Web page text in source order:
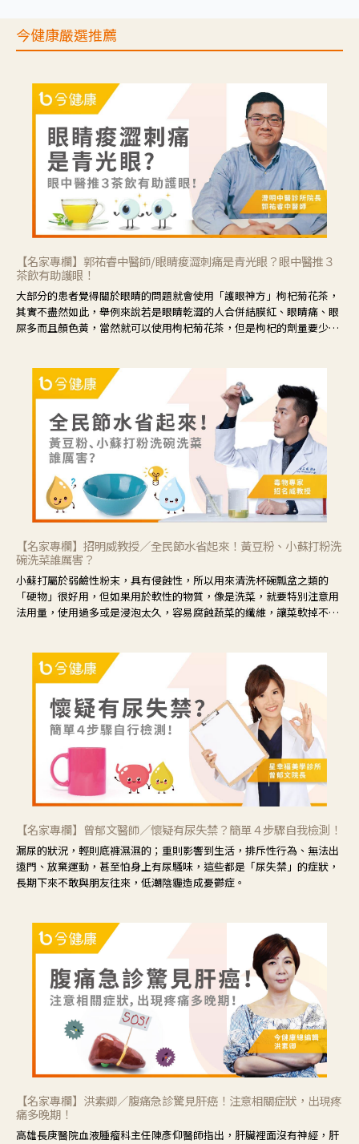
今健康嚴選推薦
【名家專欄】郭祐睿中醫師/眼睛痠澀刺痛是青光眼？眼中醫推３
茶飲有助護眼！
大部分的患者覺得關於眼睛的問題就會使用「護眼神方」枸杞菊花茶，
其實不盡然如此，舉例來說若是眼睛乾澀的人合併結膜紅、眼睛痛、眼
屎多而且顏色黃，當然就可以使用枸杞菊花茶，但是枸杞的劑量要少，
候就要使用菊花、金銀花來治療；假如單純的眼睛乾澀，結膜沒有紅，
眼睛周圍沒有眼屎，這種情況是屬於「陰虛」，就可以使用枸杞、蓮
藕、麥門冬、山藥等比較滋潤的藥材，效果就更顯著。
【名家專欄】招明威教授／全民節水省起來！黃豆粉、小蘇打粉洗
碗洗菜誰厲害？
小蘇打屬於弱鹼性粉末，具有侵蝕性，所以用來清洗杯碗瓢盆之類的
「硬物」很好用，但如果用於軟性的物質，像是洗菜，就要特別注意用
法用量，使用過多或是浸泡太久，容易腐蝕蔬菜的纖維，讓菜軟掉不清
【名家專欄】曾郁文醫師／懷疑有尿失禁？簡單４步驟自我檢測！
漏尿的狀況，輕則底褲濕濕的；重則影響到生活，排斥性行為、無法出
遠門、放棄運動，甚至怕身上有尿騷味，這些都是「尿失禁」的症狀，
長期下來不敢與朋友往來，低潮陰霾造成憂鬱症。
【名家專欄】洪素卿／腹痛急診驚見肝癌！注意相關症狀，出現疼
痛多晚期！
高雄長庚醫院血液腫瘤科主任陳彥仰醫師指出，肝臟裡面沒有神經，肝